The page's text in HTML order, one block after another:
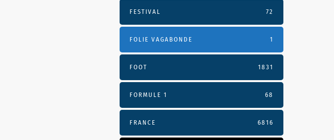
FESTIVAL 72
FOLIE VAGABONDE 1
FOOT 1831
FORMULE 1 68
FRANCE 6816